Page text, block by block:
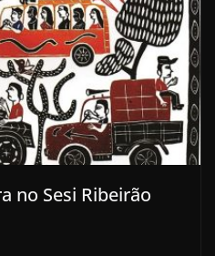
no Sesi Ribeirão